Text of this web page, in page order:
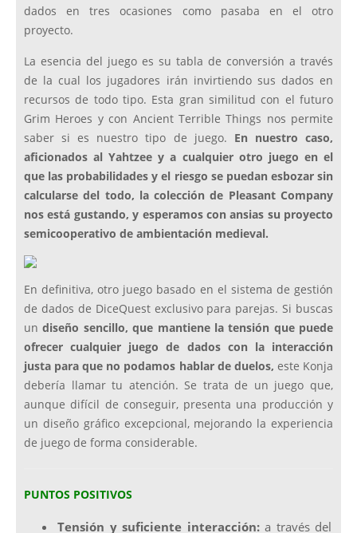
dados en tres ocasiones como pasaba en el otro
proyecto.
La esencia del juego es su tabla de conversión a través
de la cual los jugadores irán invirtiendo sus dados en
recursos de todo tipo. Esta gran similitud con el futuro
Grim Heroes y con Ancient Terrible Things nos permite
saber si es nuestro tipo de juego. En nuestro caso,
aficionados al Yahtzee y a cualquier otro juego en el
que las probabilidades y el riesgo se puedan esbozar sin
calcularse del todo, la colección de Pleasant Company
nos está gustando, y esperamos con ansias su proyecto
semicooperativo de ambientación medieval.
En definitiva, otro juego basado en el sistema de gestión
de dados de DiceQuest exclusivo para parejas. Si buscas
undiseño sencillo, que mantiene la tensión que puede
ofrecer cualquier juego de dados con la interacción
justa para que no podamos hablar de duelos, este Konja
debería llamar tu atención. Se trata de un juego que,
aunque difícil de conseguir, presenta una producción y
un diseño gráfico excepcional, mejorando la experiencia
de juego de forma considerable.
PUNTOS POSITIVOS
Tensión y suficiente interacción:a través del